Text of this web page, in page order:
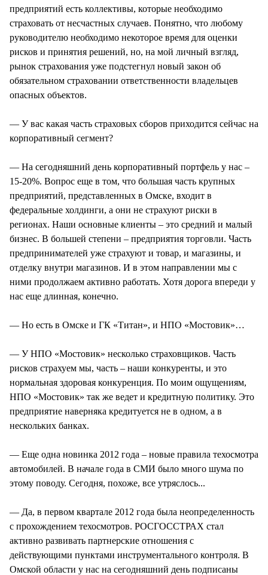
предприятий есть коллективы, которые необходимо
страховать от несчастных случаев. Понятно, что любому
руководителю необходимо некоторое время для оценки
рисков и принятия решений, но, на мой личный взгляд,
рынок страхования уже подстегнул новый закон об
обязательном страховании ответственности владельцев
опасных объектов.
— У вас какая часть страховых сборов приходится сейчас на
корпоративный сегмент?
— На сегодняшний день корпоративный портфель у нас –
15-20%. Вопрос еще в том, что большая часть крупных
предприятий, представленных в Омске, входит в
федеральные холдинги, а они не страхуют риски в
регионах. Наши основные клиенты – это средний и малый
бизнес. В большей степени – предприятия торговли. Часть
предпринимателей уже страхуют и товар, и магазины, и
отделку внутри магазинов. И в этом направлении мы с
ними продолжаем активно работать. Хотя дорога впереди у
нас еще длинная, конечно.
— Но есть в Омске и ГК «Титан», и НПО «Мостовик»…
— У НПО «Мостовик» несколько страховщиков. Часть
рисков страхуем мы, часть – наши конкуренты, и это
нормальная здоровая конкуренция. По моим ощущениям,
НПО «Мостовик» так же ведет и кредитную политику. Это
предприятие наверняка кредитуется не в одном, а в
нескольких банках.
— Еще одна новинка 2012 года – новые правила техосмотра
автомобилей. В начале года в СМИ было много шума по
этому поводу. Сегодня, похоже, все утряслось...
— Да, в первом квартале 2012 года была неопределенность
с прохождением техосмотров. РОСГОССТРАХ стал
активно развивать партнерские отношения с
действующими пунктами инструментального контроля. В
Омской области у нас на сегодняшний день подписаны